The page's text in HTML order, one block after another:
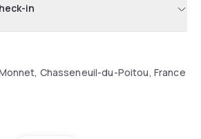
in
Chasseneuil-du-Poitou, France